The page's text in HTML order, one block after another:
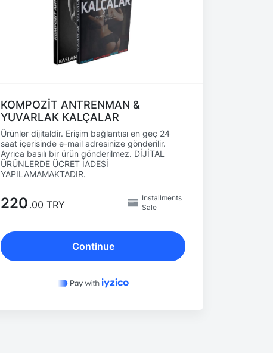
KOMPOZİT ANTRENMAN &
YUVARLAK KALÇALAR
Ürünler dijitaldir. Erişim bağlantısı en geç 24
saat içerisinde e-mail adresinize gönderilir.
Ayrıca basılı bir ürün gönderilmez. DİJİTAL
ÜRÜNLERDE ÜCRET İADESİ
YAPILAMAMAKTADIR.
220 .00 TRY
Installments
Sale
Continue